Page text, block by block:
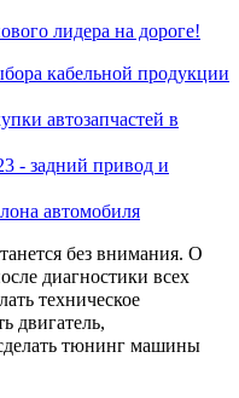
лидера на дороге!
кабельной продукции
автозапчастей в
- задний привод и
автомобиля
без внимания. О
диагностики всех
техническое
двигатель,
тюнинг машины